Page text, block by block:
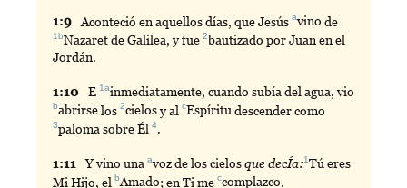
1:9 Aconteció en aquellos días, que Jesúsavino de
1bNazaretde Galilea, y fue2bautizado por Juan en el
Jordán.
1:10 E 1ainmediatamente, cuando subía del agua, vio
babrirselos2cielosy alcEspíritudescender como
3paloma sobre Él4.
1:11 Yvino unaavozde los cielosque decÍa:1Tú eres
Mi Hijo, elbAmado; en Ti meccomplazco.